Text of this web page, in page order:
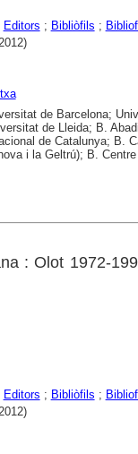
Editors ; Bibliòfils ;
de Barcelona;
de Lleida; B.
de Catalunya; B.
i la Geltrú); B.
: Olot 1972-
Editors ; Bibliòfils ;